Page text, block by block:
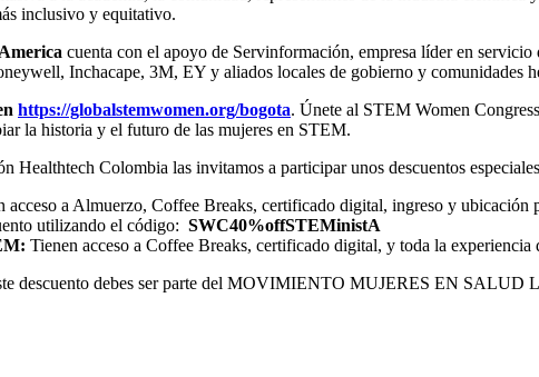
inclusivo y equitativo.
cuenta con el apoyo de Servinformación, empresa líder en
Inchacape, 3M, EY y aliados locales de gobierno y comunidades
https://globalstemwomen.org/bogota. Únete al STEM Women
la historia y el futuro de las mujeres en STEM.
Healthtech Colombia las invitamos a participar unos descuentos
acceso a Almuerzo, Coffee Breaks, certificado digital, ingreso y
utilizando el código: SWC40%offSTEMinistA
Tienen acceso a Coffee Breaks, certificado digital, y toda la
descuento debes ser parte del MOVIMIENTO MUJERES EN SALUD